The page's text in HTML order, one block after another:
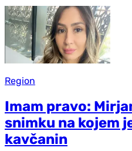
Region
Imam pravo:
snimku na kojem
kavčanin